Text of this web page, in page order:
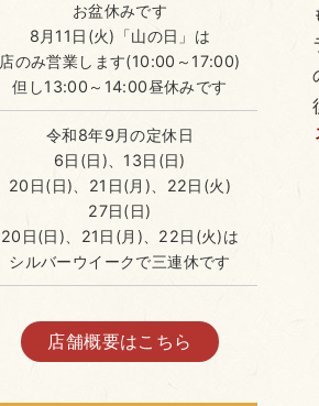
お盆休みです
8月11日(火)「山の日」は
店のみ営業します(10:00～17:00)
但し13:00～14:00昼休みです
令和8年9月の定休日
6日(日)、13日(日)
20日(日)、21日(月)、22日(火)
27日(日)
20日(日)、21日(月)、22日(火)は
シルバーウイークで三連休です
店舗概要はこちら